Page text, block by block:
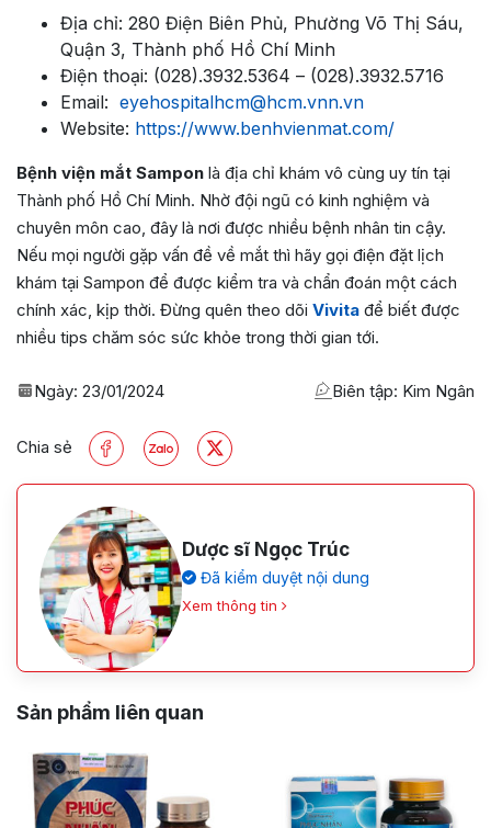
Địa chỉ: 280 Điện Biên Phủ, Phường Võ Thị Sáu,
Quận 3, Thành phố Hồ Chí Minh
Điện thoại: (028).3932.5364 – (028).3932.5716
Email: eyehospitalhcm@hcm.vnn.vn
Website: https://www.benhvienmat.com/
Bệnh viện mắt Sampon là địa chỉ khám vô cùng uy tín tại
Thành phố Hồ Chí Minh. Nhờ đội ngũ có kinh nghiệm và
chuyên môn cao, đây là nơi được nhiều bệnh nhân tin cậy.
Nếu mọi người gặp vấn đề về mắt thì hãy gọi điện đặt lịch
khám tại Sampon để được kiểm tra và chẩn đoán một cách
chính xác, kịp thời. Đừng quên theo dõi Vivita để biết được
nhiều tips chăm sóc sức khỏe trong thời gian tới.
Ngày: 23/01/2024 Biên tập: Kim Ngân
Chia sẻ
Dược sĩ Ngọc Trúc
Đã kiểm duyệt nội dung
Xem thông tin
Sản phẩm liên quan